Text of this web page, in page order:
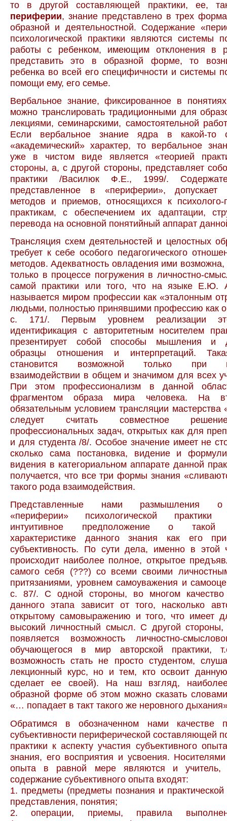
то в другой составляющей практики, ее,
периферии, знание представлено в трех
образной и деятельностной. Содержание
психологической практики являются системы
работы с ребенком, имеющим отклонения в
представить это в образной форме, то
ребенка во всей его специфичности и системы
помощи ему, его семье.
Вербальное знание, фиксированное в
можно транслировать традиционными для
лекциями, семинарскими, самостоятельной
Если вербальное знание ядра в какой-то
«академический» характер, то вербальное
уже в чистом виде является «теорией
стороны, а, с другой стороны, представляет
практики /Василюк Ф.Е., 1999/.
представленное в «периферии», допускает
методов и приемов, относящихся к психолого-
практикам, с обеспечением их адаптации,
перевода на основной понятийный аппарат
Трансляция схем деятельностей и целостных
требует к себе особого педагогического
методов. Адекватность овладения ими
только в процессе погружения в личностно-
самой практики или того, что на языке Е.Ю.
называется миром профессии как «эталонным
людьми, полностью принявшими профессию как
с. 171/. Первым уровнем реализации
идентификация с авторитетным носителем
презентирует собой способы мышления и
образцы отношения и интерпретаций.
становится возможной только при
взаимодействии в общем и значимом для всех
При этом профессионализм в данной
фрагментом образа мира человека. На
обязательным условием трансляции мастерства
следует считать совместное
профессиональных задач, открытых как для
и для студента /8/. Особое значение имеет не
сколько сама постановка, видение и
видения в категориальном аппарате данной
получается, что все три формы знания
такого рода взаимодействия.
Представленные нами размышления о
«периферии» психологической практики
интуитивное предположение о такой
характеристике данного знания как его
субъективность. По сути дела, именно в этой
происходит наиболее полное, открытое
самого себя (???) со всеми своими
притязаниями, уровнем самоуважения и
с. 87/. С одной стороны, во многом качество
данного этапа зависит от того, насколько
открытому самовыражению и того, что имеет
высокий личностный смысл. С другой
появляется возможность личностно-
обучающегося в мир авторской практики,
возможность стать не просто студентом,
лекционный курс, но и тем, кто освоит данную
сделает ее своей). На наш взгляд,
образной форме об этом можно сказать
«… попадает в такт такого же неровного
Обратимся в обозначенном нами качестве
субъективности периферической составляющей
практики к аспекту участия субъективного
знания, его восприятия и усвоения. Носителями
опыта в равной мере являются и
содержание субъективного опыта входят:
1. предметы (предметы познания и практической
представления, понятия;
2. операции, приемы, правила